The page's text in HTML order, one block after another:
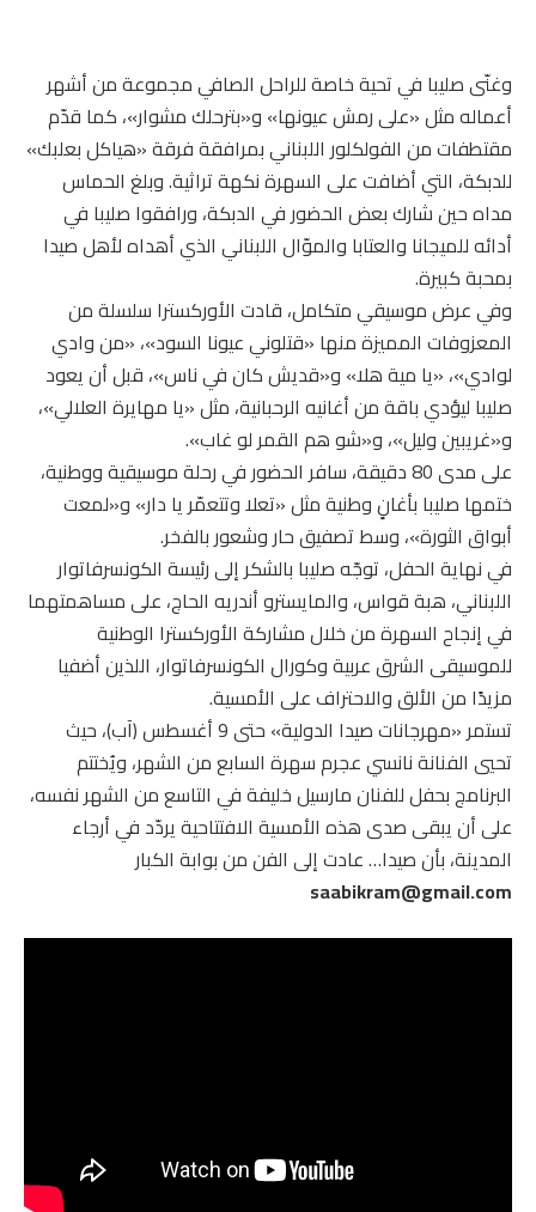
وغنّى صليبا في تحية خاصة للراحل الصافي مجموعة من أشهر
أعماله مثل «على رمش عيونها» و«بترحلك مشوار»، كما قدّم
مقتطفات من الفولكلور اللبناني بمرافقة فرقة «هياكل بعلبك»
للدبكة، التي أضافت على السهرة نكهة تراثية. وبلغ الحماس
مداه حين شارك بعض الحضور في الدبكة، ورافقوا صليبا في
أدائه للميجانا والعتابا والموّال اللبناني الذي أهداه لأهل صيدا
بمحبة كبيرة.
وفي عرض موسيقي متكامل، قادت الأوركسترا سلسلة من
المعزوفات المميزة منها «قتلوني عيونا السود»، «من وادي
لوادي»، «يا مية هلا» و«قديش كان في ناس»، قبل أن يعود
صليبا ليؤدي باقة من أغانيه الرحبانية، مثل «يا مهايرة العلالي»،
و«غريبين وليل»، و«شو هم القمر لو غاب».
على مدى 80 دقيقة، سافر الحضور في رحلة موسيقية ووطنية،
ختمها صليبا بأغانٍ وطنية مثل «تعلا وتتعمّر يا دار» و«لمعت
أبواق الثورة»، وسط تصفيق حار وشعور بالفخر.
في نهاية الحفل، توجّه صليبا بالشكر إلى رئيسة الكونسرفاتوار
اللبناني، هبة قواس، والمايسترو أندريه الحاج، على مساهمتهما
في إنجاح السهرة من خلال مشاركة الأوركسترا الوطنية
للموسيقى الشرق عربية وكورال الكونسرفاتوار، اللذين أضفيا
مزيدًا من الألق والاحتراف على الأمسية.
تستمر «مهرجانات صيدا الدولية» حتى 9 أغسطس (آب)، حيث
تحيي الفنانة نانسي عجرم سهرة السابع من الشهر، ويُختتم
البرنامج بحفل للفنان مارسيل خليفة في التاسع من الشهر نفسه،
على أن يبقى صدى هذه الأمسية الافتتاحية يردّد في أرجاء
المدينة، بأن صيدا… عادت إلى الفن من بوابة الكبار
saabikram@gmail.com